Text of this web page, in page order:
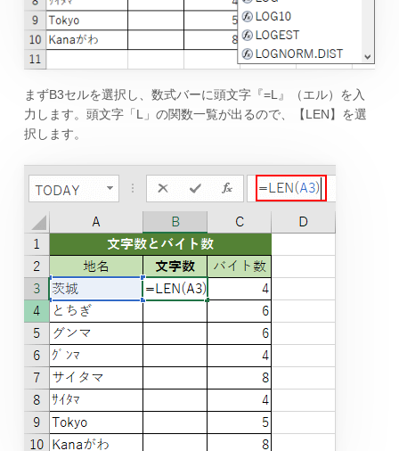
まずB3セルを選択し、数式バーに頭文字『=L』（エル）を入
力します。頭文字「L」の関数一覧が出るので、【LEN】を選
択します。